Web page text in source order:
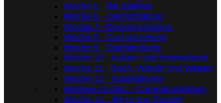
Woche 5 · die Sparren
Woche 6 · Dachschalung
Woche 7 · Deckenschalung
Woche 8 · Dachdämmung
Woche 9 · Dachdeckung
Woche 10 · Außen- und Innenwände
Woche 11 · Dach, Wände und Wasser
Woche 12 · Installationen
Wochen im Dez. · CoronaLockdown
Woche 14 · die ersten Fenster